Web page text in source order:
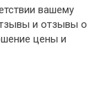
вашему
и отзывы о
цены и